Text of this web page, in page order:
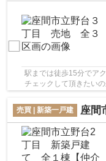
駅までは徒歩15分でア
チェックして頂きたい
売買 | 新築一戸建
座間市